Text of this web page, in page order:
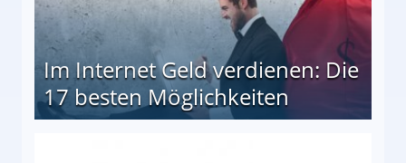
Im Internet Geld verdienen: Die
17 besten Möglichkeiten